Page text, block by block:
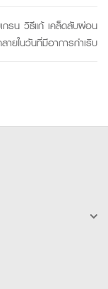
กรน วิธีแก้ เคล็ดลับผ่อน
ายในวันที่มีอาการกำเริบ